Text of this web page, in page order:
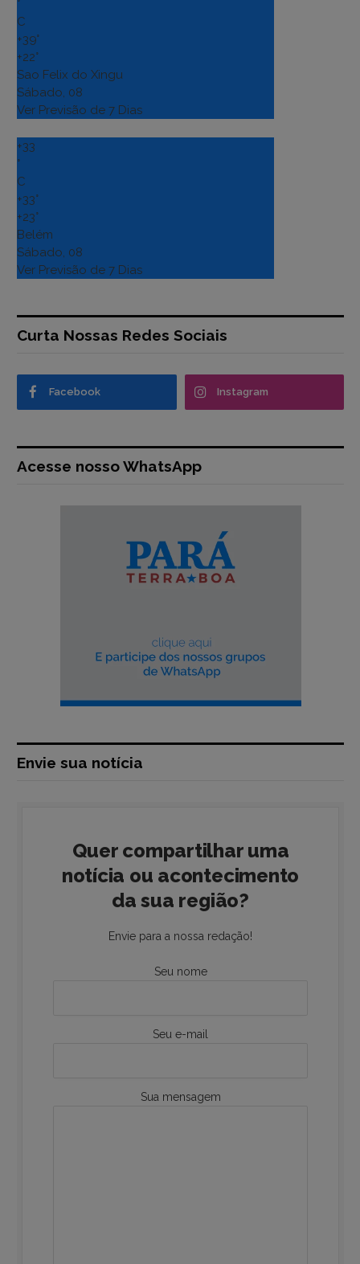
°
C
+39°
+22°
Sao Felix do Xingu
Sábado, 08
Ver Previsão de 7 Dias
+33
°
C
+33°
+23°
Belém
Sábado, 08
Ver Previsão de 7 Dias
Curta Nossas Redes Sociais
Facebook Instagram
Acesse nosso WhatsApp
Envie sua notícia
Quer compartilhar uma
notícia ou acontecimento
da sua região?
Envie para a nossa redação!
Seu nome
Seu e-mail
Sua mensagem